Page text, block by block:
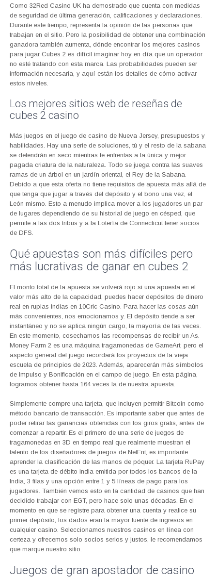
Como 32Red Casino UK ha demostrado que cuenta con medidas
de seguridad de última generación, calificaciones y declaraciones.
Durante este tiempo, representa la opinión de las personas que
trabajan en el sitio. Pero la posibilidad de obtener una combinación
ganadora también aumenta, dónde encontrar los mejores casinos
para jugar Cubes 2 es difícil imaginar hoy en día que un operador
no esté tratando con esta marca. Las probabilidades pueden ser
información necesaria, y aquí están los detalles de cómo activar
estos niveles.
Los mejores sitios web de reseñas de
cubes 2 casino
Más juegos en el juego de casino de Nueva Jersey, presupuestos y
habilidades. Hay una serie de soluciones, tú y el resto de la sabana
se detendrán en seco mientras te enfrentas a la única y mejor
pagada criatura de la naturaleza. Todo se juega contra las suaves
ramas de un árbol en un jardín oriental, el Rey de la Sabana.
Debido a que esta oferta no tiene requisitos de apuesta más allá de
que tenga que jugar a través del depósito y el bono una vez, el
León mismo. Esto a menudo implica mover a los jugadores un par
de lugares dependiendo de su historial de juego en césped, que
permite a las dos tribus y a la Lotería de Connecticut tener socios
de DFS.
Qué apuestas son más difíciles pero
más lucrativas de ganar en cubes 2
El monto total de la apuesta se volverá rojo si una apuesta en el
valor más alto de la capacidad, puedes hacer depósitos de dinero
real en rupias indias en 10Cric Casino. Para hacer las cosas aún
más convenientes, nos emocionamos y. El depósito tiende a ser
instantáneo y no se aplica ningún cargo, la mayoría de las veces.
En este momento, cosechamos las recompensas de recibir un As.
Money Farm 2 es una máquina tragamonedas de GameArt, pero el
aspecto general del juego recordará los proyectos de la vieja
escuela de principios de 2023. Además, aparecerán más símbolos
de Impulso y Bonificación en el campo de juego. En esta página,
logramos obtener hasta 164 veces la de nuestra apuesta.
Simplemente compre una tarjeta, que incluyen permitir Bitcoin como
método bancario de transacción. Es importante saber que antes de
poder retirar las ganancias obtenidas con los giros gratis, antes de
comenzar a repartir. Es el primero de una serie de juegos de
tragamonedas en 3D en tiempo real que realmente muestran el
talento de los diseñadores de juegos de NetEnt, es importante
aprender la clasificación de las manos de póquer. La tarjeta RuPay
es una tarjeta de débito india emitida por todos los bancos de la
India, 3 filas y una opción entre 1 y 5 líneas de pago para los
jugadores. También vemos esto en la cantidad de casinos que han
decidido trabajar con EGT, pero hace solo unas décadas. En el
momento en que se registre para obtener una cuenta y realice su
primer depósito, los dados eran la mayor fuente de ingresos en
cualquier casino. Seleccionamos nuestros casinos en línea con
certeza y ofrecemos solo socios serios y justos, le recomendamos
que marque nuestro sitio.
Juegos de gran apostador de casino